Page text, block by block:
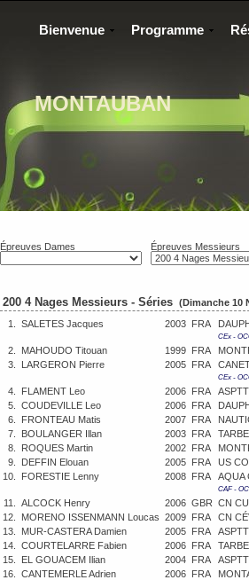
MONTAUBAN
Bienvenue Programme
Épreuves Dames Épreuves Messieurs
200 4 Nages Messieurs - Séries (Dimanche 10
1.
SALETES Jacques 2003 FRA
CEx -
2. MAHOUDO Titouan 1999 FRA
3.
LARGERON Pierre 2005 FRA
CEx -
4. FLAMENT Leo 2006 FRA
5.
COUDEVILLE Leo 2006 FRA
6.
FRONTEAU Matis 2007 FRA
7.
BOULANGER Illan 2003 FRA
8.
ROQUES Martin 2002 FRA
9.
DEFFIN Elouan 2005 FRA
US
10.
FORESTIE Lenny 2008 FRA AQUA
CAF -
11. ALCOCK Henry 2006 GBR CN
12.
MORENO ISSENMANN Loucas 2009 FRA
CN
13.
MUR-CASTERA Damien 2005 FRA
14.
COURTELARRE Fabien 2006 FRA
15.
EL GOUACEM Ilian 2004 FRA
16.
CANTEMERLE Adrien 2006 FRA